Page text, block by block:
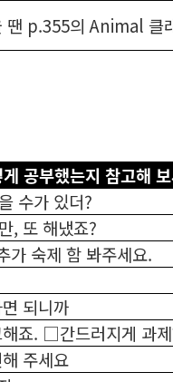
땐 p.355의 Animal 클
공부했는지 참고해
수가 있더?
, 또 해냈죠?
가 숙제 함 봐주세요.
되니까
죠. □간드러지게 과
주세요